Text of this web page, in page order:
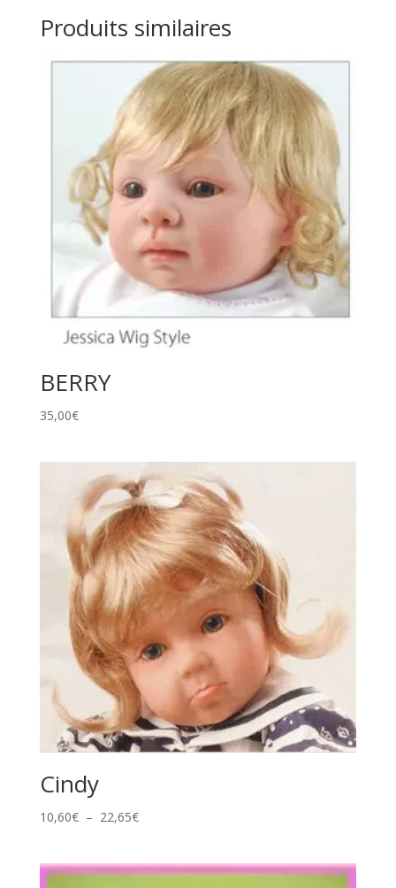
Produits similaires
BERRY
35,00€
Cindy
10,60€ – 22,65€Plage
10,60€